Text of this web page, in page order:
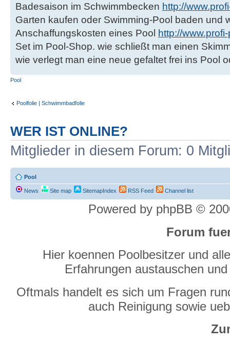
Badesaison im Schwimmbecken http://
Garten kaufen oder Swimming-Pool baden und
Anschaffungskosten eines Pool http://
Set im Pool-Shop. wie schließt man einen
wie verlegt man eine neue gefaltet frei ins Pool
Pool
Poolfolie | Schwimmbadfolie
WER IST ONLINE?
Mitglieder in diesem Forum: 0
Pool
News Site map SitemapIndex RSS Feed Channel list
Powered by phpBB ©
Forum
Hier koennen Poolbesitzer und
Erfahrungen austauschen
Oftmals handelt es sich um Fragen
auch Reinigung sowie